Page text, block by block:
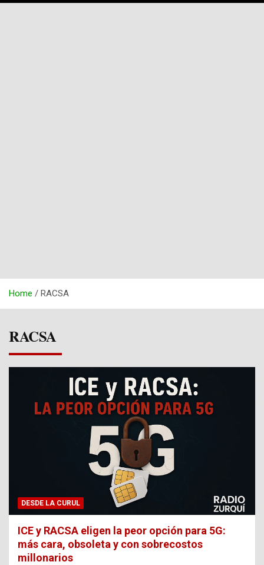
Home RACSA
RACSA
DESDE LA CURUL
ICE y RACSA eligen la peor opción para 5G:
más cara, obsoleta y con sobrecostos
millonarios